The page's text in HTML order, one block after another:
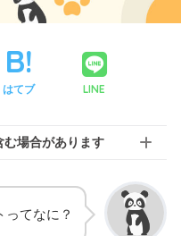
はてブ LINE
む場合があります
ってなに？